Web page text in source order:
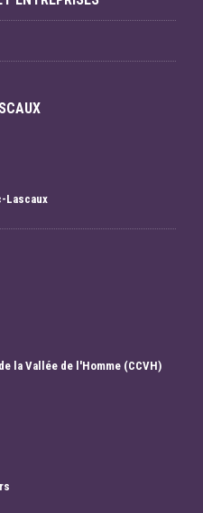
Lascaux
la Vallée de l'Homme (CCVH)